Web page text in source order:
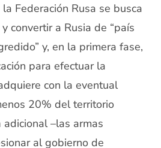
Federación Rusa se busca
convertir a Rusia de “país
y, en la primera fase,
para efectuar la
con la eventual
20% del territorio
–las armas
al gobierno de